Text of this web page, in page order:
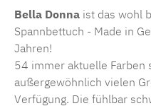
Bella Donna ist das wohl
Spannbettuch - Made in
Jahren!
54 immer aktuelle Farben
außergewöhnlich vielen
Verfügung. Die fühlbar